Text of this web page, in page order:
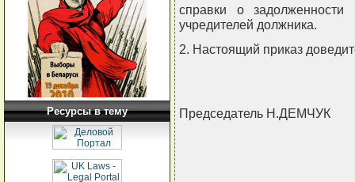
Ресурсы в тему
справки о
учредителей должника.
2. Настоящий приказ
Председатель Н.ДЕМЧУК